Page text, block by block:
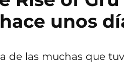
unos
de las muchas que